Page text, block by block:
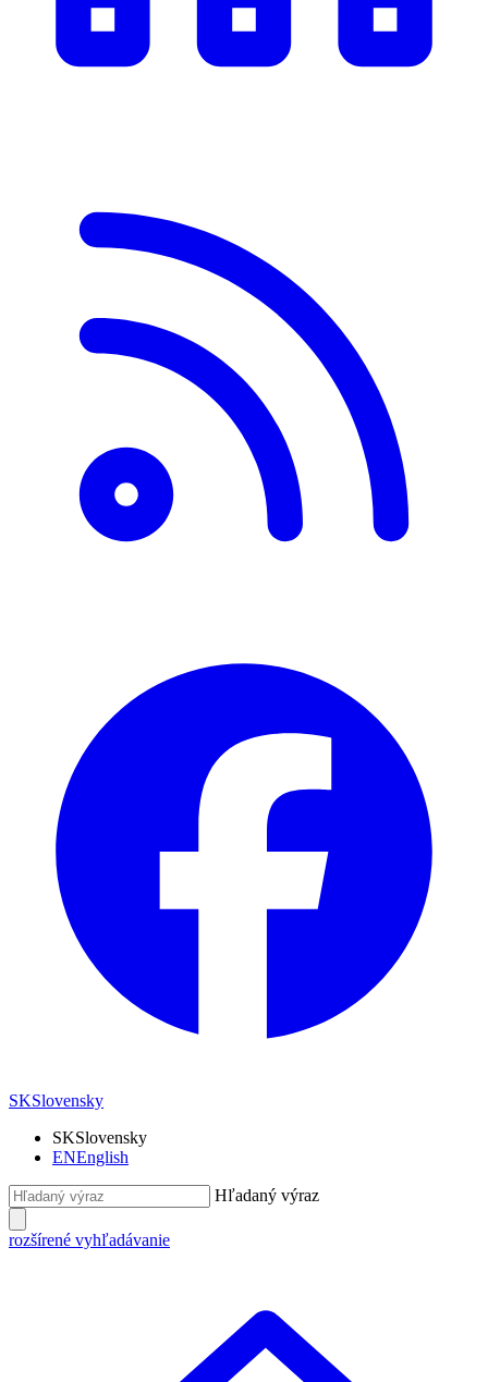
SKSlovensky
SKSlovensky
ENEnglish
Hľadaný výraz
rozšírené vyhľadávanie